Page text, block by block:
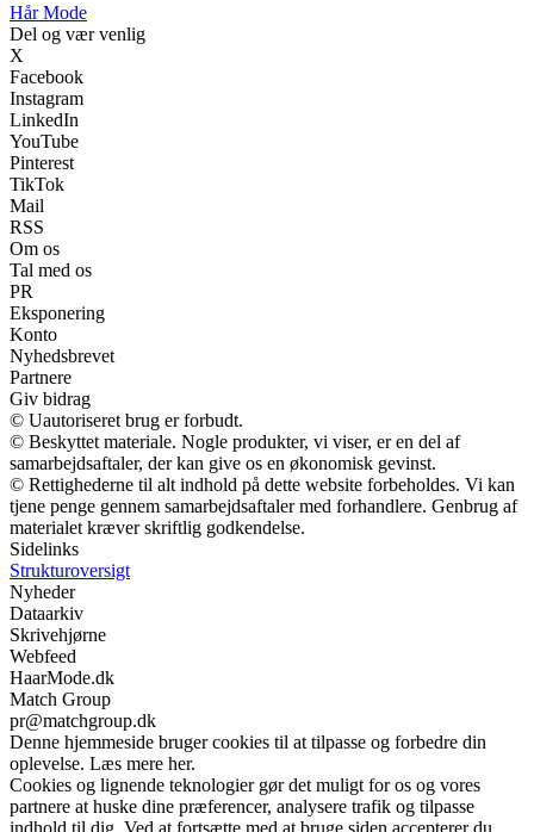
Hår Mode
Del og vær venlig
X
Facebook
Instagram
LinkedIn
YouTube
Pinterest
TikTok
Mail
RSS
Om os
Tal med os
PR
Eksponering
Konto
Nyhedsbrevet
Partnere
Giv bidrag
© Uautoriseret brug er forbudt.
© Beskyttet materiale. Nogle produkter, vi viser, er en del af
samarbejdsaftaler, der kan give os en økonomisk gevinst.
© Rettighederne til alt indhold på dette website forbeholdes. Vi kan
tjene penge gennem samarbejdsaftaler med forhandlere. Genbrug af
materialet kræver skriftlig godkendelse.
Sidelinks
Strukturoversigt
Nyheder
Dataarkiv
Skrivehjørne
Webfeed
HaarMode.dk
Match Group
pr@matchgroup.dk
Denne hjemmeside bruger cookies til at tilpasse og forbedre din
oplevelse. Læs mere her.
Cookies og lignende teknologier gør det muligt for os og vores
partnere at huske dine præferencer, analysere trafik og tilpasse
indhold til dig. Ved at fortsætte med at bruge siden accepterer du